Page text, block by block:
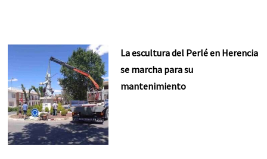
La escultura del Perlé en Herencia
se marcha para su
mantenimiento